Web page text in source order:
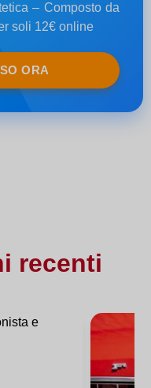
– Composto da
soli 12€ online
ORA
recenti